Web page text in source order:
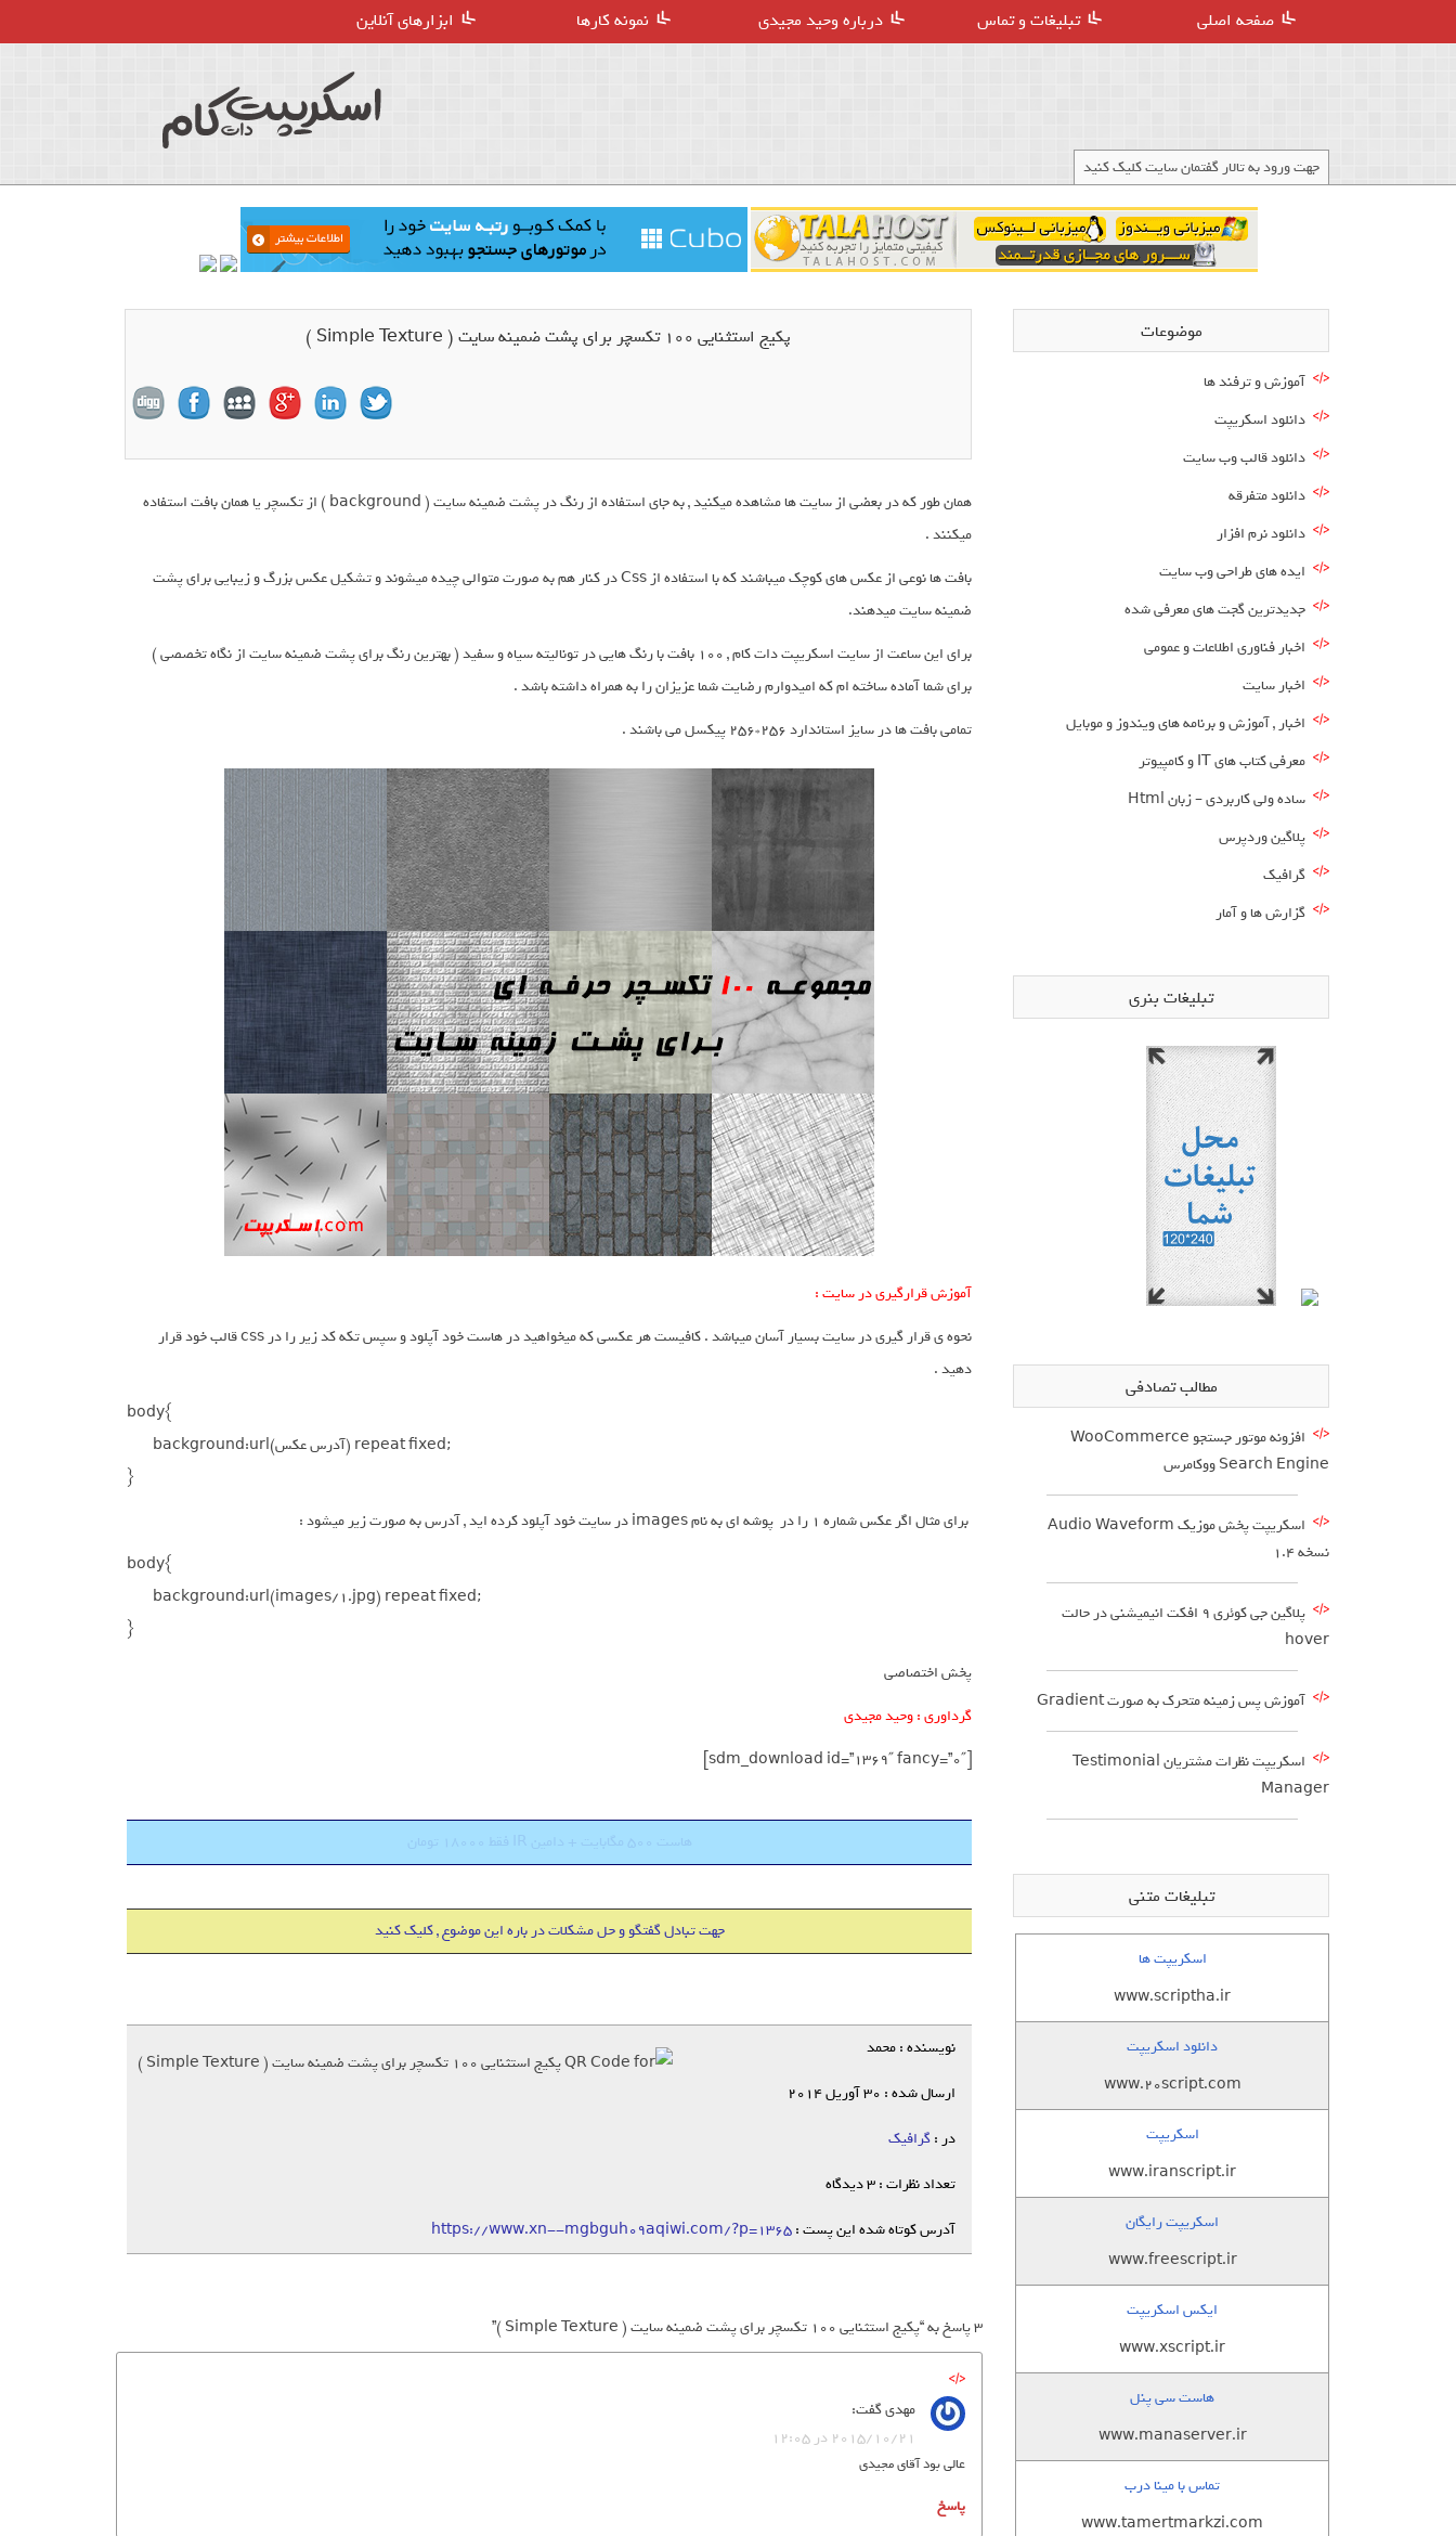
صفحه اصلی تبلیغات و تماس درباره وحید مجیدی نمونه کارها ابزارهای آنلاین
جهت ورود به تالار گفتمان سایت کلیک کنید
پکیج استثنایی 100 تکسچر برای پشت ضمینه سایت ( Simple Texture )
همان طور که در بعضی از سایت ها مشاهده میکنید , به جای استفاده از رنگ در پشت ضمینه سایت ( background ) از تکسچر یا همان بافت استفاده
میکنند .
بافت ها نوعی از عکس های کوچک میباشند که با استفاده از Css در کنار هم به صورت متوالی چیده میشوند و تشکیل عکس بزرگ و زیبایی برای پشت
ضمینه سایت میدهند.
برای این ساعت از سایت اسکریپت دات کام , 100 بافت با رنگ هایی در تونالیته سیاه و سفید ( بهترین رنگ برای پشت ضمینه سایت از نگاه تخصصی )
برای شما آماده ساخته ام که امیدوارم رضایت شما عزیزان را به همراه داشته باشد .
تمامی بافت ها در سایز استاندارد 256*256 پیکسل می باشند .
آموزش قرارگیری در سایت :
نحوه ی قرار گیری در سایت بسیار آسان میباشد . کافیست هر عکسی که میخواهید در هاست خود آپلود و سپس تکه کد زیر را در css قالب خود قرار
دهید .
body{
}
برای مثال اگر عکس شماره 1 را در پوشه ای به نام images در سایت خود آپلود کرده اید , آدرس به صورت زیر میشود :
body{
}
پخش اختصاصی
گرداوری : وحید مجیدی
جهت تبادل گفتگو و حل مشکلات در باره این موضوع , کلیک کنید
نویسنده : محمد
ارسال شده : 30 آوریل 2014
در :گرافیک
تعداد نظرات : 3 دیدگاه
آدرس کوتاه شده این پست :https://www.xn--mgbguh09aqiwi.com/?p=1365
3 پاسخ به “پکیج استثنایی 100 تکسچر برای پشت ضمینه سایت ( Simple Texture )”
مهدیگفت:
2015/10/21 در 12:05
عالی بود آقای مجیدی
پاسخ
موضوعات
آموزش و ترفند ها
دانلود اسکریپت
دانلود قالب وب سایت
دانلود متفرقه
دانلود نرم افزار
ایده های طراحی وب سایت
جدیدترین گجت های معرفی شده
اخبار فناوری اطلاعات و عمومی
اخبار سایت
اخبار , آموزش و برنامه های ویندوز و موبایل
معرفی کتاب های IT و کامپیوتر
ساده ولی کاربردی – زبان Html
پلاگین وردپرس
گرافیک
گزارش ها و آمار
تبلیغات بنری
مطالب تصادفی
افزونه موتور جستجو WooCommerce
Search Engine ووکامرس
اسکریپت پخش موزیک Audio Waveform
نسخه 1.4
پلاگین جی کوئری 9 افکت انیمیشنی در حالت
hover
آموزش پس زمینه متحرک به صورت Gradient
اسکریپت نظرات مشتریان Testimonial
Manager
تبلیغات متنی
اسکریپت ها
www.scriptha.ir
دانلود اسکریپت
www.20script.com
اسکریپت
www.iranscript.ir
اسکریپت رایگان
www.freescript.ir
ایکس اسکریپت
www.xscript.ir
هاست سی پنل
www.manaserver.ir
تماس با مینا درب
www.tamertmarkzi.com